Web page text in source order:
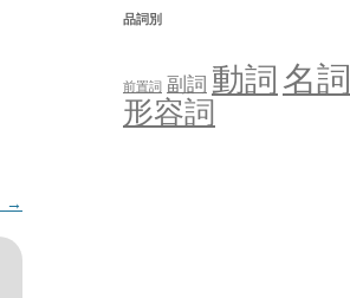
→
品詞別
前置詞 副詞 動詞 名詞
形容詞